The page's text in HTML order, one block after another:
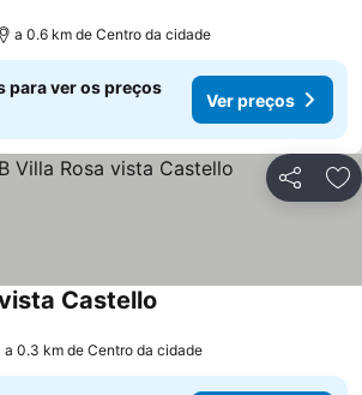
a 0.6 km de Centro da cidade
para ver os preços
Ver preços
Partilhar
Castello
a 0.3 km de Centro da cidade